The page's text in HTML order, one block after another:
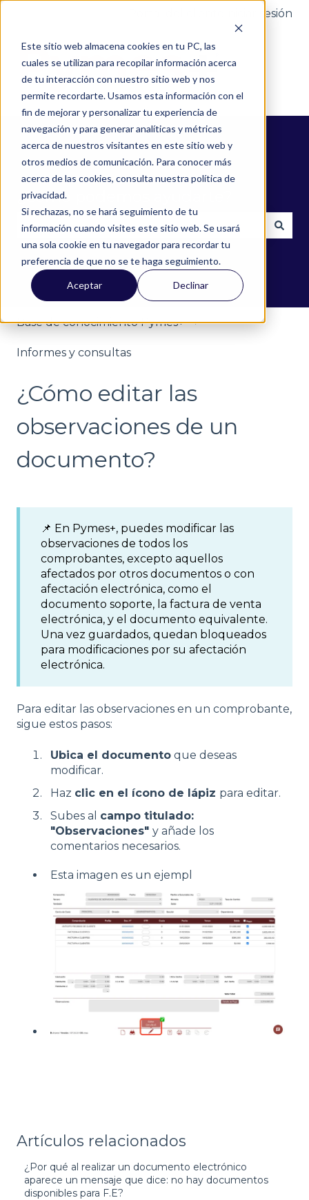
Este sitio web almacena cookies en tu PC, las
cuales se utilizan para recopilar información acerca
de tu interacción con nuestro sitio web y nos
permite recordarte. Usamos esta información con el
fin de mejorar y personalizar tu experiencia de
navegación y para generar analíticas y métricas
acerca de nuestros visitantes en este sitio web y
otros medios de comunicación. Para conocer más
acerca de las cookies, consulta nuestra política de
privacidad.
Si rechazas, no se hará seguimiento de tu
información cuando visites este sitio web. Se usará
una sola cookie en tu navegador para recordar tu
preferencia de que no se te haga seguimiento.
Aceptar Declinar
Iniciar sesión
¿Cómo podemos ayudarte?
No hay sugerencias porque el campo de
Base de conocimiento Pymes+
Informes y consultas
¿Cómo editar las
observaciones de un
documento?
📌 En Pymes+, puedes modificar las
observaciones de todos los
comprobantes, excepto aquellos
afectados por otros documentos o con
afectación electrónica, como el
documento soporte, la factura de venta
electrónica, y el documento equivalente.
Una vez guardados, quedan bloqueados
para modificaciones por su afectación
electrónica.
Para editar las observaciones en un comprobante,
sigue estos pasos:
Ubica el documento que deseas
modificar.
Haz clic en el ícono de lápiz para editar.
Subes al campo titulado:
"Observaciones" y añade los
comentarios necesarios.
Esta imagen es un ejempl
Artículos relacionados
¿Por qué al realizar un documento electrónico
aparece un mensaje que dice: no hay documentos
disponibles para F.E?